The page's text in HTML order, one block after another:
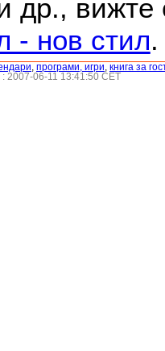
др.,
- нов стил.
програми, игри книга за
2007-06-11 13:41:50 CET